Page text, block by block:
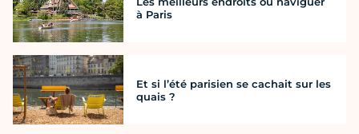
à Paris
Et si l’été parisien se cachait sur les
quais ?